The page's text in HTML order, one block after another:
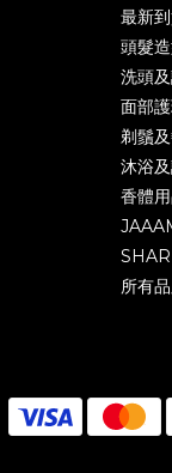
最新
頭髮
洗頭
面部
剃鬚
沐浴
香體
所有